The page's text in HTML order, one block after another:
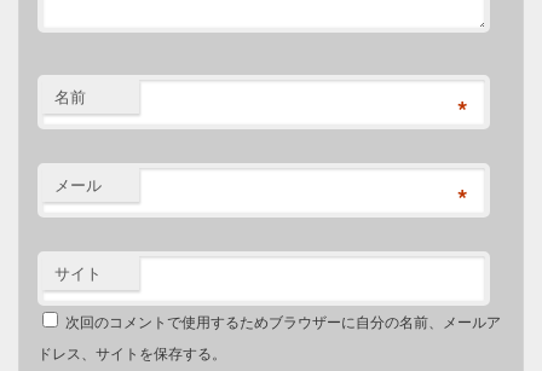
名前 *
メール *
サイト
次回のコメントで使用するためブラウザーに自分の名前、メールア
ドレス、サイトを保存する。